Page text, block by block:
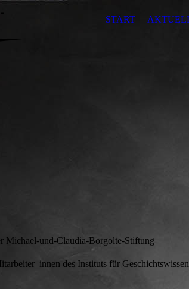
START
Michael-und-Claudia-Borgolte-Stiftung
des Instituts für